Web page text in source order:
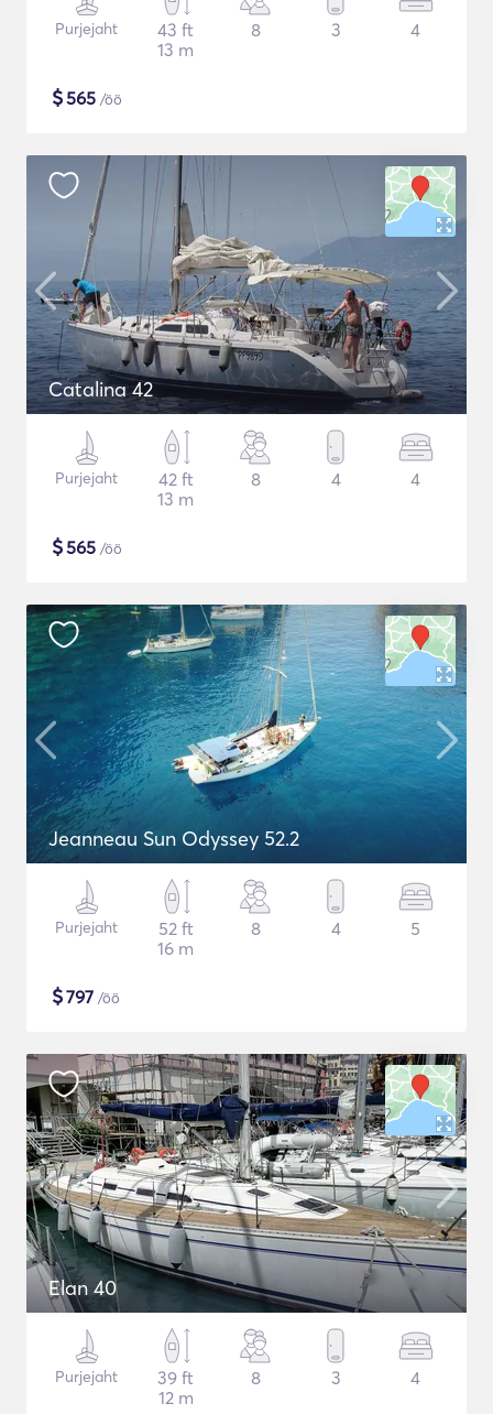
Purjejaht
43 ft
13 m
8 3 4
$565 /öö
Catalina 42
Purjejaht
42 ft
13 m
8 4 4
$565 /öö
Jeanneau Sun Odyssey 52.2
Purjejaht
52 ft
16 m
8 4 5
$797 /öö
Elan 40
Purjejaht
39 ft
12 m
8 3 4